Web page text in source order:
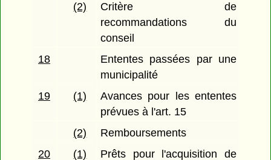
(2)
Critère de
recommandations du
conseil
18
Ententes passées par une
municipalité
19
(1)
Avances pour les ententes
prévues à l'art. 15
(2)
Remboursements
20
(1)
Prêts pour l'acquisition de